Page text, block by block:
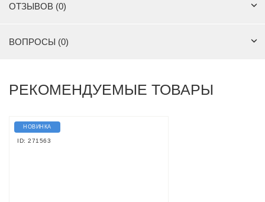
ОТЗЫВОВ (0)
ВОПРОСЫ (0)
РЕКОМЕНДУЕМЫЕ ТОВАРЫ
НОВИНКА
ID: 271563